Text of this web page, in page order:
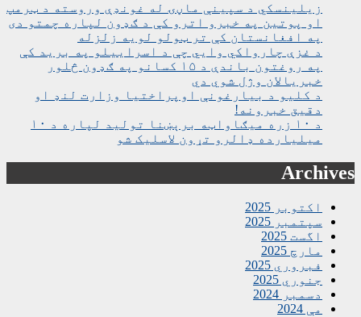
زیلینسکي د سپینې ماڼۍ له غونډې وروسته د ټرمپ
او پوتین په خبرو اترو کې د ګډون لپاره چمتو دی
په افغانستان کې تر ټولو لویه زلزله
د غزې چارواکي وايي چې د اسراییلو په برید کې
په روغتون باندې د ۱۵ کسانو په ګډون څلور
خبریالان وژل شوي دي
د کلیو د بیارغونې اوپراختیا وزارت لنډ او
دقیق خبرونه!
د ۱۰ زره میګاواټه برېښنا تولید لپاره د ۱۰
میلیارده ډالرو تړون لاسلیک شو
Archives
اکتوبر 2025
سپتمبر 2025
اگست 2025
مارچ 2025
فبروري 2025
جنوري 2025
دسمبر 2024
مې 2024